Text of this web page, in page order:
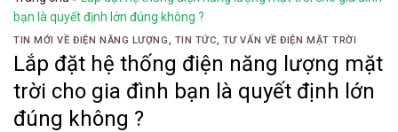
bạn là quyết định lớn đúng không ?
TIN MỚI VỀ ĐIỆN NĂNG LƯỢNG, TIN TỨC, TƯ VẤN VỀ ĐIỆN MẶT TRỜI
Lắp đặt hệ thống điện năng lượng mặt
trời cho gia đình bạn là quyết định lớn
đúng không ?